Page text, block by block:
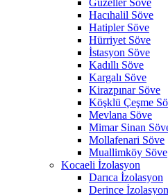
Güzeller Söve
Hacıhalil Söve
Hatipler Söve
Hürriyet Söve
İstasyon Söve
Kadıllı Söve
Kargalı Söve
Kirazpınar Söve
Köşklü Çeşme
Mevlana Söve
Mimar Sinan
Mollafenari Söve
Muallimköy Söve
Kocaeli İzolasyon
Darıca İzolasyon
Derince İzolasyon